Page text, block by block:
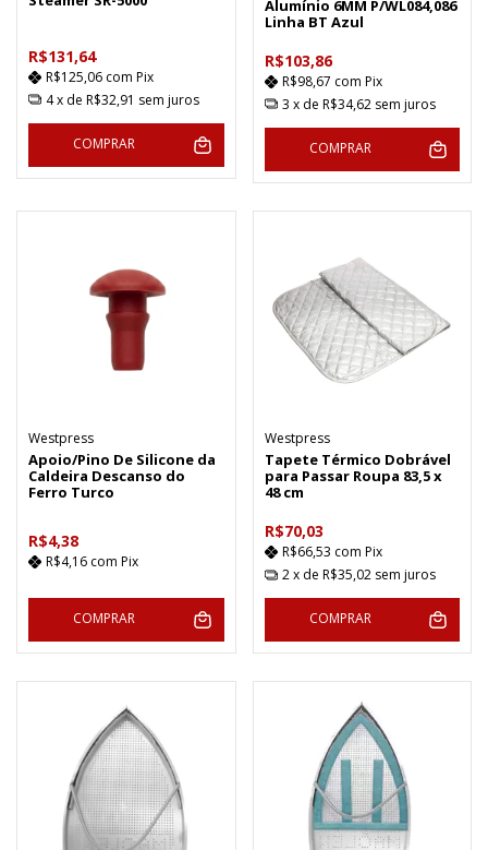
R$131,64
R$125,06 com Pix
4x de R$32,91 sem juros
COMPRAR
Alumínio 6MM P/WL084,086
Linha BT Azul
R$103,86
R$98,67 com Pix
3 x de R$34,62 sem juros
COMPRAR
Westpress
Apoio/Pino De Silicone da
Caldeira Descanso do
Ferro Turco
R$4,38
R$4,16 com Pix
COMPRAR
Westpress
Tapete Térmico Dobrável
para Passar Roupa 83,5 x
48 cm
R$70,03
R$66,53 com Pix
2 x de R$35,02 sem juros
COMPRAR